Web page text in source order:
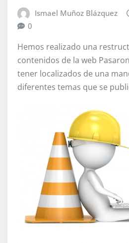
Ismael Muñoz Blázquez
0
Hemos realizado una
contenidos de la web
tener localizados de una
diferentes temas que se